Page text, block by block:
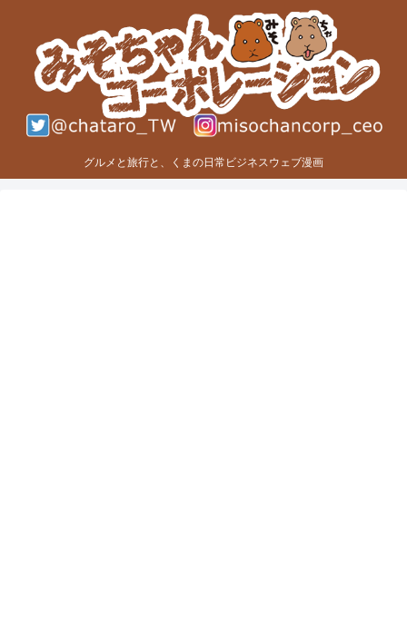
グルメと旅行と、くまの日常ビジネスウェブ漫画